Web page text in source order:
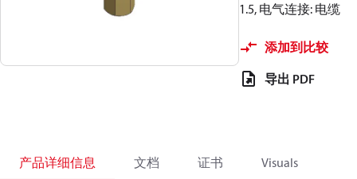
1.5, 电气连接: 电缆
添加到比较
导出 PDF
产品详细信息 文档 证书 Visuals